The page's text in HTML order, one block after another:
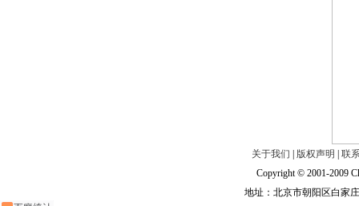
关于我们 版权声明
联
Copyright © 2001-2009
地址：北京市朝阳区白家